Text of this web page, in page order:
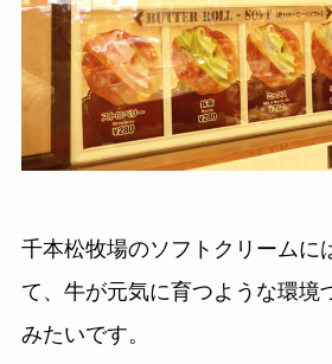
千本松牧場のソフトクリームに
て、牛が元気に育つような環境
みたいです。